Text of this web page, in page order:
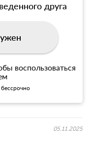
друга
воспользоваться
05.11.2025